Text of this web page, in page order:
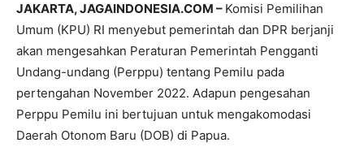
JAKARTA, JAGAINDONESIA.COM – Komisi Pemilihan
Umum (KPU) RI menyebut pemerintah dan DPR berjanji
akan mengesahkan Peraturan Pemerintah Pengganti
Undang-undang (Perppu) tentang Pemilu pada
pertengahan November 2022. Adapun pengesahan
Perppu Pemilu ini bertujuan untuk mengakomodasi
Daerah Otonom Baru (DOB) di Papua.